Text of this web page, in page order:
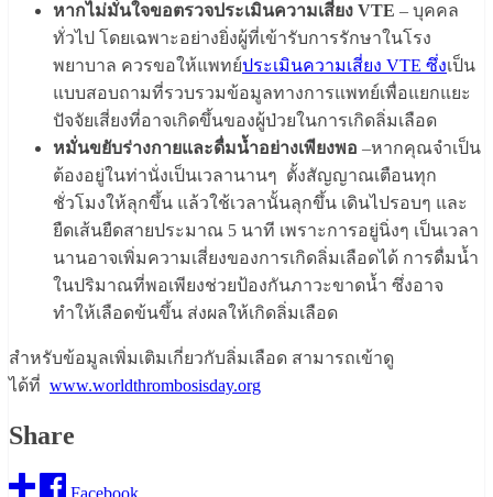
หากไม่มั่นใจขอตรวจประเมินความเสี่ยง VTE – บุคคล
ทั่วไป โดยเฉพาะอย่างยิ่งผู้ที่เข้ารับการรักษาในโรง
พยาบาล ควรขอให้แพทย์ประเมินความเสี่ยง VTE ซึ่งเป็น
แบบสอบถามที่รวบรวมข้อมูลทางการแพทย์เพื่อแยกแยะ
ปัจจัยเสี่ยงที่อาจเกิดขึ้นของผู้ป่วยในการเกิดลิ่มเลือด
หมั่นขยับร่างกายและดื่มน้ำอย่างเพียงพอ –หากคุณจำเป็น
ต้องอยู่ในท่านั่งเป็นเวลานานๆ ตั้งสัญญาณเตือนทุก
ชั่วโมงให้ลุกขึ้น แล้วใช้เวลานั้นลุกขึ้น เดินไปรอบๆ และ
ยืดเส้นยืดสายประมาณ 5 นาที เพราะการอยู่นิ่งๆ เป็นเวลา
นานอาจเพิ่มความเสี่ยงของการเกิดลิ่มเลือดได้ การดื่มน้ำ
ในปริมาณที่พอเพียงช่วยป้องกันภาวะขาดน้ำ ซึ่งอาจ
ทำให้เลือดข้นขึ้น ส่งผลให้เกิดลิ่มเลือด
สำหรับข้อมูลเพิ่มเติมเกี่ยวกับลิ่มเลือด สามารถเข้าดู
ได้ที่ www.worldthrombosisday.org
Share
Facebook